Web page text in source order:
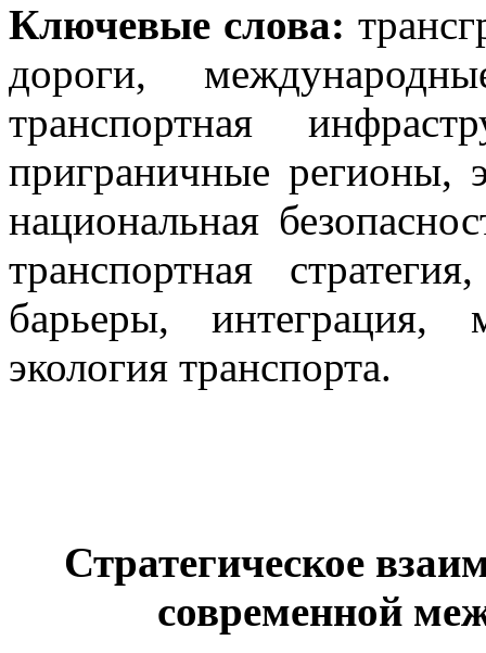
Ключевые слова:
дороги,
транспортная
приграничные регионы,
национальная
транспортная
барьеры, интеграция,
экология транспорта.
Стратегическое
современной